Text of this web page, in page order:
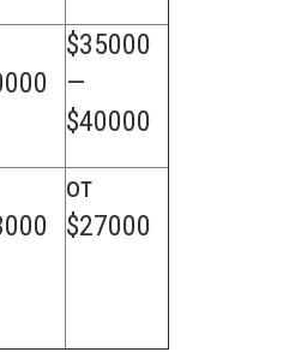
$35000
—
$40000
от
$27000